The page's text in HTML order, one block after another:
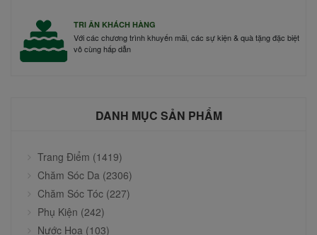
TRI ÂN KHÁCH HÀNG
Với các chương trình khuyến mãi, các sự kiện & quà tặng đặc biệt
vô cùng hấp dẫn
DANH MỤC SẢN PHẨM
Trang Điểm (1419)
Chăm Sóc Da (2306)
Chăm Sóc Tóc (227)
Phụ Kiện (242)
Nước Hoa (103)